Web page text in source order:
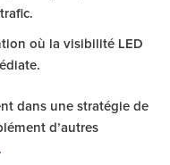
où la visibilité LED
dans une stratégie de
d’autres
.